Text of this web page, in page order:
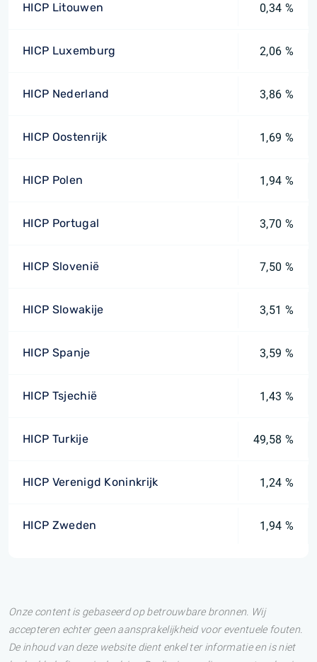
HICP Litouwen 0,34 %
HICP Luxemburg 2,06 %
HICP Nederland 3,86 %
HICP Oostenrijk 1,69 %
HICP Polen 1,94 %
HICP Portugal 3,70 %
HICP Slovenië 7,50 %
HICP Slowakije 3,51 %
HICP Spanje 3,59 %
HICP Tsjechië 1,43 %
HICP Turkije 49,58 %
HICP Verenigd Koninkrijk 1,24 %
HICP Zweden 1,94 %
Onze content is gebaseerd op betrouwbare bronnen. Wij
accepteren echter geen aansprakelijkheid voor eventuele fouten.
De inhoud van deze website dient enkel ter informatie en is niet